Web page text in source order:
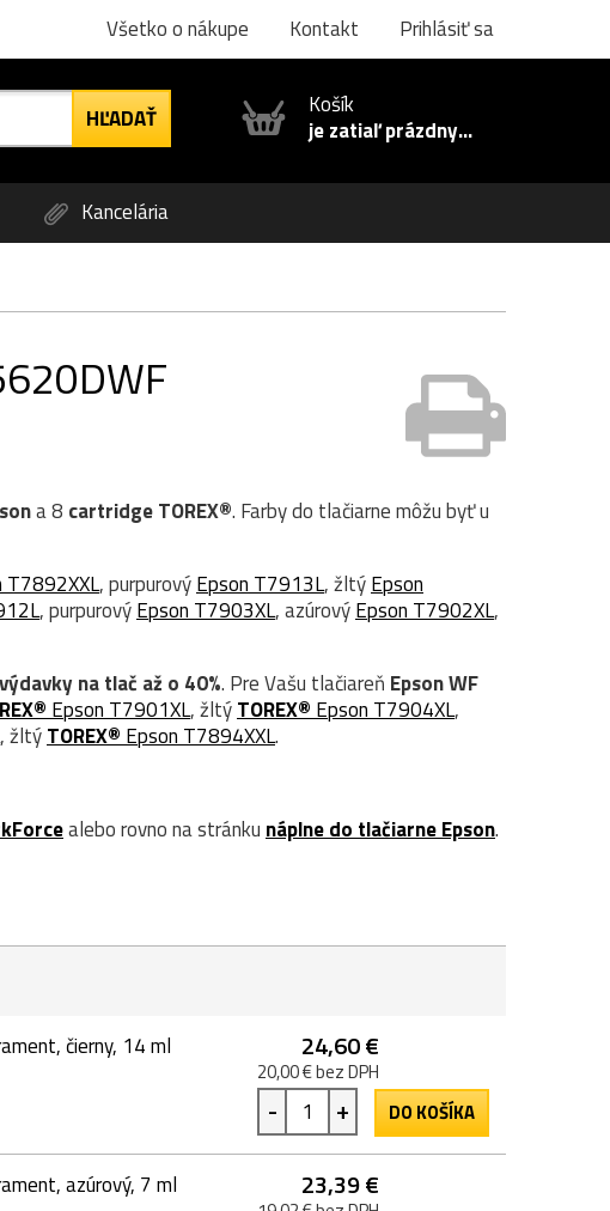
Všetko o nákupe Kontakt Prihlásiť sa
Košík
je zatiaľ prázdny...
Kancelária
a 8 cartridge TOREX®. Farby do tlačiarne môžu byť u
T7892XXL, purpurovýEpson T7913L, žltýEpson
, purpurovýEpson T7903XL, azúrovýEpson T7902XL,
na tlač až o 40%. Pre Vašu tlačiareň Epson WF
Epson T7901XL, žltýTOREX® Epson T7904XL,
, žltýTOREX® Epson T7894XXL.
alebo rovno na stránku náplne do tlačiarne Epson.
čierny, 14 ml 24,60 €
20,00 € bez DPH
- + DO KOŠÍKA
azúrový, 7 ml 23,39 €